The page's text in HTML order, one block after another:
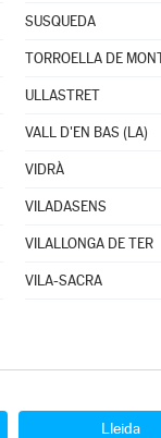
SUSQUEDA
TORROELLA DE
ULLASTRET
VALL D'EN BAS (LA)
VIDRÀ
VILADASENS
VILALLONGA DE TER
VILA-SACRA
Lleida